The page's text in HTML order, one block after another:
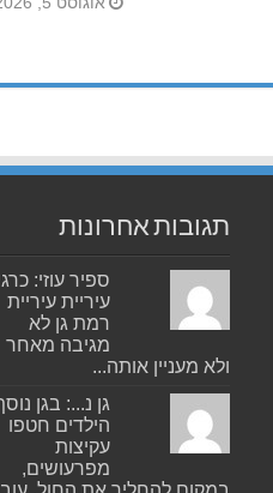
תגובות אחרונות
ספיר עוזי:
עיריית עיריית
רמת גן לא
מגיבה מאחר
ולא מעניין אותה...
גן נ...: בגן
הילדים חטפו
עקיצות
מפרעושים,